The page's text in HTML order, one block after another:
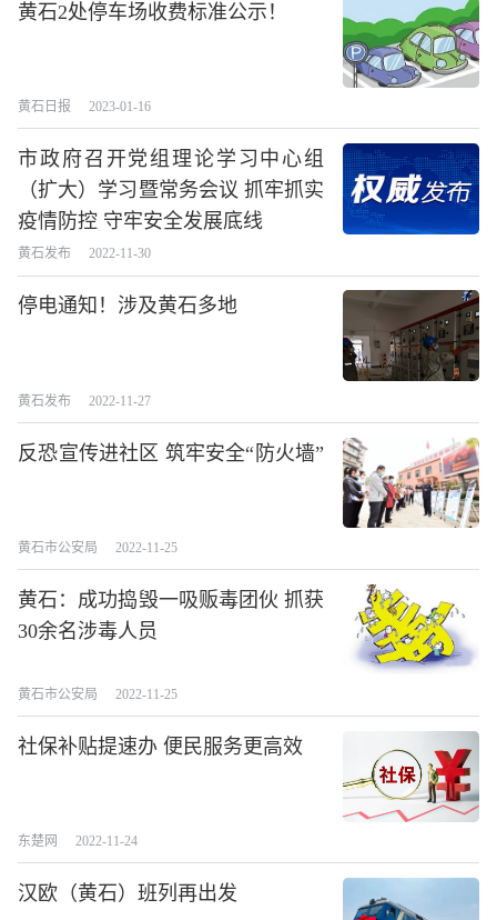
黄石2处停车场收费标准公示！
黄石日报 2023-01-16
市政府召开党组理论学习中心组
（扩大）学习暨常务会议 抓牢抓实
疫情防控 守牢安全发展底线
黄石发布 2022-11-30
停电通知！涉及黄石多地
黄石发布 2022-11-27
反恐宣传进社区 筑牢安全“防火墙”
黄石市公安局 2022-11-25
黄石：成功捣毁一吸贩毒团伙 抓获
30余名涉毒人员
黄石市公安局 2022-11-25
社保补贴提速办 便民服务更高效
东楚网 2022-11-24
汉欧（黄石）班列再出发
长按图片识别二维